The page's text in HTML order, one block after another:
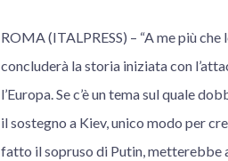
ROMA (ITALPRESS) – “A me più
concluderà la storia iniziata con
l’Europa. Se c’è un tema sul quale
il sostegno a Kiev, unico modo per
fatto il sopruso di Putin, metterebbe